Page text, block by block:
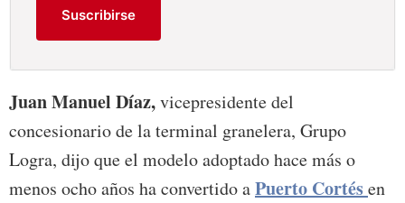
Suscribirse
Juan Manuel Díaz,vicepresidente del
concesionario de la terminal granelera, Grupo
Logra, dijo que el modelo adoptado hace más o
menos ocho años ha convertido aPuerto Cortésen